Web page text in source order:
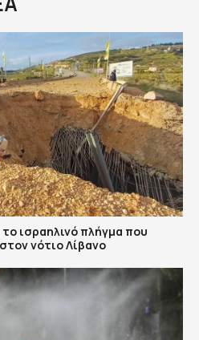
ισραηλινό πλήγμα που
νότιο Λίβανο